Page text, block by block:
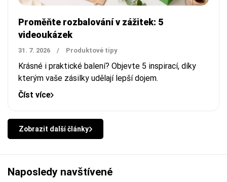
Proměňte rozbalování v zážitek: 5
videoukázek
31. 7. 2026 / Produktové tipy
Krásné i praktické balení? Objevte 5 inspirací, díky
kterým vaše zásilky udělají lepší dojem.
Číst více
Zobrazit další články
Naposledy navštívené